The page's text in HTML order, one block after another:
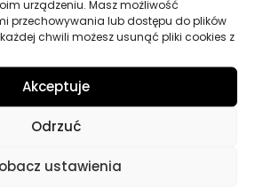
urządzeniu. Masz możliwość
przechowywania lub dostępu do plików
chwili możesz usunąć pliki cookies z
Akceptuje
Odrzuć
ustawienia
i pliki cookie